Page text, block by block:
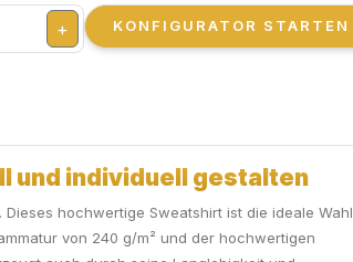
+ KONFIGURATOR STARTEN
und individuell gestalten
hochwertige Sweatshirt ist die ideale Wahl
von 240 g/m² und der hochwertigen